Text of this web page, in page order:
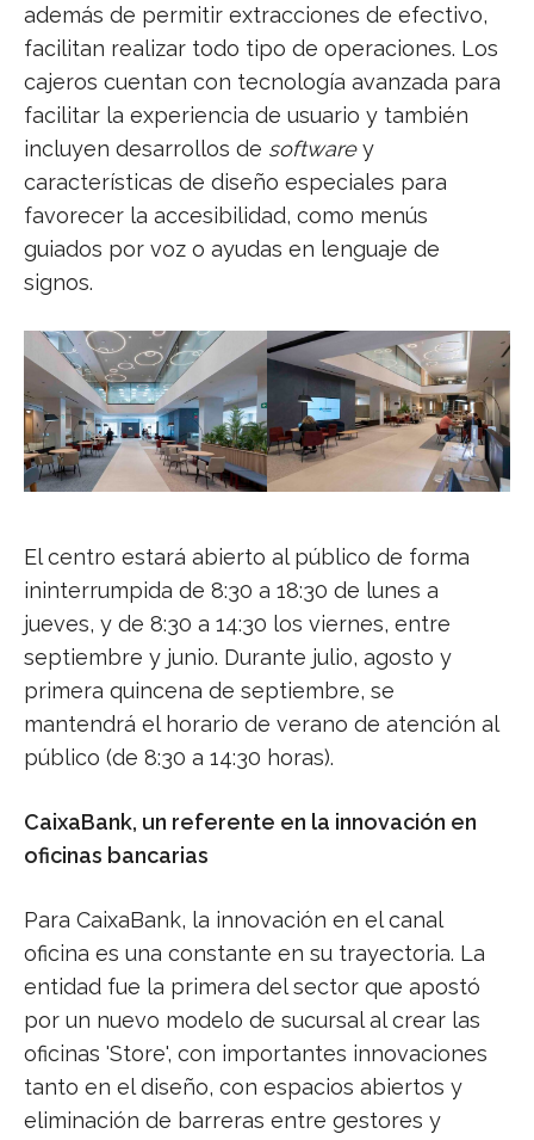
además de permitir extracciones de efectivo,
facilitan realizar todo tipo de operaciones. Los
cajeros cuentan con tecnología avanzada para
facilitar la experiencia de usuario y también
incluyen desarrollos de softwarey
características de diseño especiales para
favorecer la accesibilidad, como menús
guiados por voz o ayudas en lenguaje de
signos.
El centro estará abierto al público de forma
ininterrumpida de 8:30 a 18:30 de lunes a
jueves, y de 8:30 a 14:30 los viernes, entre
septiembre y junio. Durante julio, agosto y
primera quincena de septiembre, se
mantendrá el horario de verano de atención al
público (de 8:30 a 14:30 horas).
CaixaBank, un referente en la innovación en
oficinas bancarias
Para CaixaBank, la innovación en el canal
oficina es una constante en su trayectoria. La
entidad fue la primera del sector que apostó
por un nuevo modelo de sucursal al crear las
oficinas 'Store', con importantes innovaciones
tanto en el diseño, con espacios abiertos y
eliminación de barreras entre gestores y